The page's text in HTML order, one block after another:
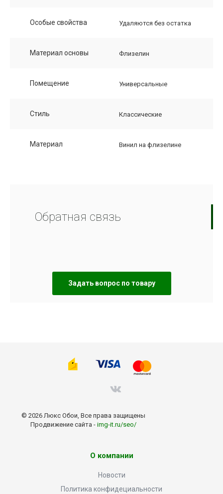
Особые свойства Удаляются без остатка
Материал основы Флизелин
Помещение Универсальные
Стиль Классические
Материал Винил на флизелине
Обратная связь
Задать вопрос по товару
© 2026 Люкс Обои, Все права защищены
Продвижение сайта - img-it.ru/seo/
О компании
Новости
Политика конфидециальности